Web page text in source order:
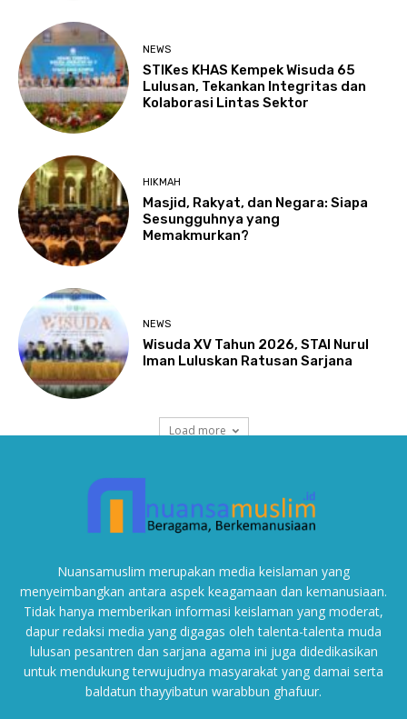
Nuansamuslim merupakan media keislaman yang
menyeimbangkan antara aspek keagamaan dan kemanusiaan.
Tidak hanya memberikan informasi keislaman yang moderat,
dapur redaksi media yang digagas oleh talenta-talenta muda
lulusan pesantren dan sarjana agama ini juga didedikasikan
untuk mendukung terwujudnya masyarakat yang damai serta
baldatun thayyibatun warabbun ghafuur.